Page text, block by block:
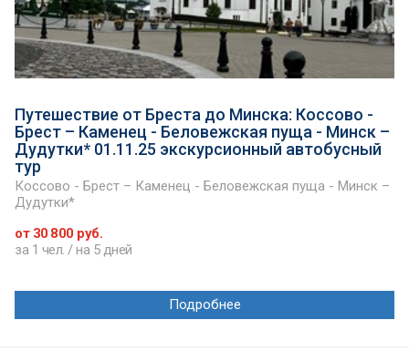
Путешествие от Бреста до Минска: Коссово -
Брест – Каменец - Беловежская пуща - Минск –
Дудутки* 01.11.25 экскурсионный автобусный
тур
Коссово - Брест – Каменец - Беловежская пуща - Минск –
Дудутки*
от 30 800 руб.
за 1 чел. / на 5 дней
Подробнее